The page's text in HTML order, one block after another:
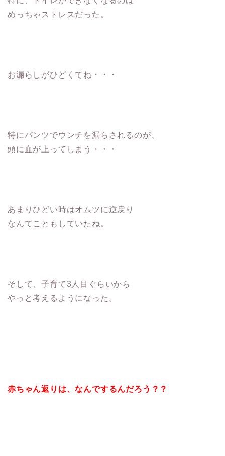
めっちゃストレスだった。
お漏らしがひどくてね・・・
特にパンツでウンチを漏らされるのが、
頭に血が上ってしまう・・・
あまりひどい時はオムツに逆戻り
なんてこともしていたね。
そして、子育て3人目ぐらいから
やっと考えるようになった。
赤ちゃん返りは、なんでするんだろう？？